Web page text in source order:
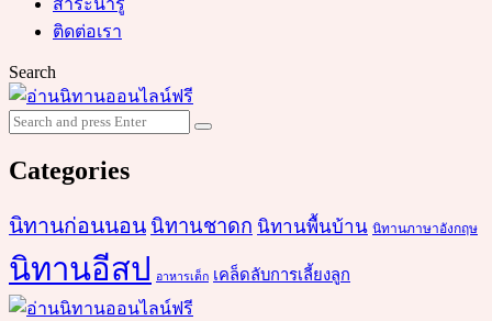
สาระน่ารู้
ติดต่อเรา
Search
Search
for:
Search
Categories
นิทานก่อนนอน นิทานชาดก นิทานพื้นบ้าน นิทานภาษาอังกฤษ
นิทานอีสป อาหารเด็ก เคล็ดลับการเลี้ยงลูก